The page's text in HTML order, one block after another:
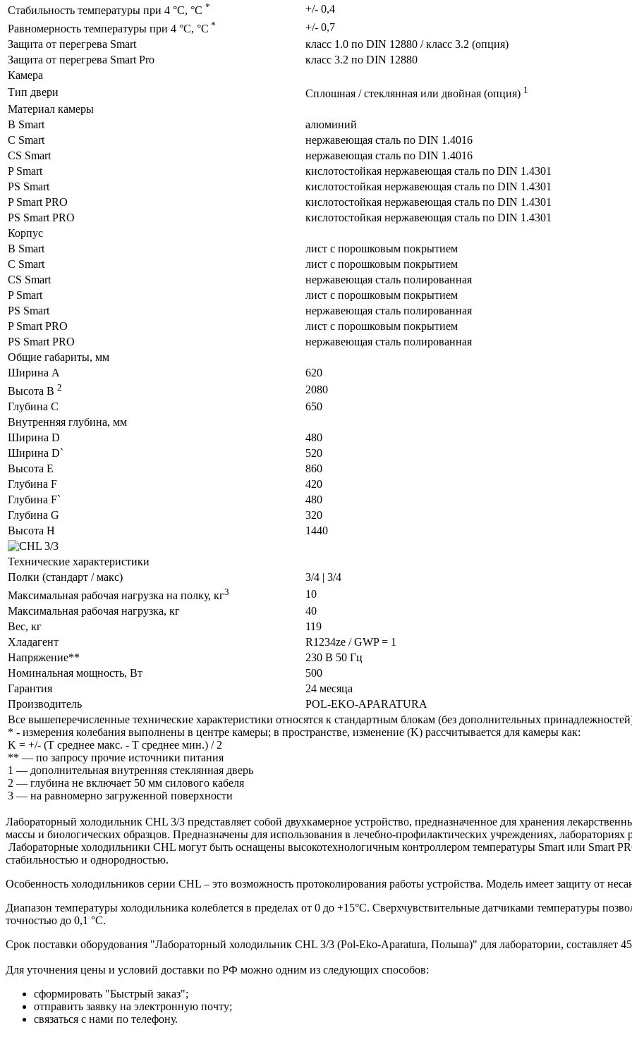
Стабильность температуры при 4 °C, °C *
+/- 0,4
Равномерность температуры при 4 °C, °C *
+/- 0,7
Защита от перегрева Smart
класс 1.0 по DIN 12880 / класс 3.2 (опция)
Защита от перегрева Smart Pro
класс 3.2 по DIN 12880
Камера
Тип двери
Сплошная / стеклянная или двойная (опция) 1
Материал камеры
B Smart
алюминий
C Smart
нержавеющая сталь по DIN 1.4016
CS Smart
нержавеющая сталь по DIN 1.4016
P Smart
кислотостойкая нержавеющая сталь по DIN 1.4301
PS Smart
кислотостойкая нержавеющая сталь по DIN 1.4301
P Smart PRO
кислотостойкая нержавеющая сталь по DIN 1.4301
PS Smart PRO
кислотостойкая нержавеющая сталь по DIN 1.4301
Корпус
B Smart
лист с порошковым покрытием
C Smart
лист с порошковым покрытием
CS Smart
нержавеющая сталь полированная
P Smart
лист с порошковым покрытием
PS Smart
нержавеющая сталь полированная
P Smart PRO
лист с порошковым покрытием
PS Smart PRO
нержавеющая сталь полированная
Общие габариты, мм
Ширина A
620
Высота B 2
2080
Глубина C
650
Внутренняя глубина, мм
Ширина D
480
Ширина D`
520
Высота E
860
Глубина F
420
Глубина F`
480
Глубина G
320
Высота H
1440
Технические характеристики
Полки (стандарт / макс)
3/4 | 3/4
Максимальная рабочая нагрузка на полку, кг3
10
Максимальная рабочая нагрузка, кг
40
Вес, кг
119
Хладагент
R1234ze / GWP = 1
Напряжение**
230 В 50 Гц
Номинальная мощность, Вт
500
Гарантия
24 месяца
Производитель
POL-EKO-APARATURA
Все вышеперечисленные технические характеристики относятся к стандартным блокам (без дополнительных
* - измерения колебания выполнены в центре камеры; в пространстве, изменение (K) рассчитывается для камеры как:
K = +/- (T среднее макс. - T среднее мин.) / 2
** — по запросу прочие источники питания
1 — дополнительная внутренняя стеклянная дверь
2 — глубина не включает 50 мм силового кабеля
3 — на равномерно загруженной поверхности
Лабораторный холодильник CHL 3/3 представляет собой двухкамерное устройство, предназначенное для хранения
массы и биологических образцов. Предназначены для использования в лечебно-профилактических учреждениях,
Лабораторные холодильники CHL могут быть оснащены высокотехнологичным контроллером температуры Smart или Smart
стабильностью и однородностью.
Особенность холодильников серии CHL – это возможность протоколирования работы устройства. Модель имеет защиту от
Диапазон температуры холодильника колеблется в пределах от 0 до +15°C. Сверхчувствительные датчиками температуры
точностью до 0,1 °C.
Срок поставки оборудования "Лабораторный холодильник CHL 3/3 (Pol-Eko-Aparatura, Польша)" для лаборатории, составляет
Для уточнения цены и условий доставки по РФ можно одним из следующих способов:
сформировать "Быстрый заказ";
отправить заявку на электронную почту;
связаться с нами по телефону.